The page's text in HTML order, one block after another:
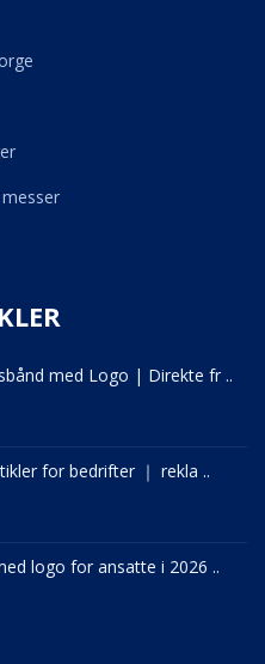
med Logo | Direkte fr ..
for bedrifter ｜ rekla ..
logo for ansatte i 2026 ..